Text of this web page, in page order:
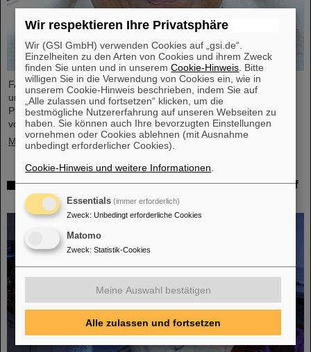
FAIR und GSI trauern um einen herausragenden Wissenschaftler
und einen der Wegbereiter für das FAIR-Projekt. Der indische
Physiker Bikash Sinha ist am 11. August im Alter von 78 Jahren
von uns gegangen.
Mehr »
25 Jahre Tumortherapie: Präzise Waffen im Kampf
gegen den Krebs
Wir respektieren Ihre Privatsphäre
Wir (GSI GmbH) verwenden Cookies auf „gsi.de“.
Einzelheiten zu den Arten von Cookies und ihrem Zweck
finden Sie unten und in unseremCookie-Hinweis . Bitte
willigen Sie in die Verwendung von Cookies ein, wie in
unserem Cookie-Hinweis beschrieben, indem Sie auf
„Alle zulassen und fortsetzen“ klicken, um die
bestmögliche Nutzererfahrung auf unseren Webseiten zu
haben. Sie können auch Ihre bevorzugten Einstellungen
vornehmen oder Cookies ablehnen (mit Ausnahme
unbedingt erforderlicher Cookies).
Cookie-Hinweis und weitere Informationen
Essentials (immer erforderlich)
Zweck: Unbedingt erforderliche Cookies
Matomo
Zweck: Statistik-Cookies
Meine Auswahl bestätigen
Alle zulassen und fortsetzen